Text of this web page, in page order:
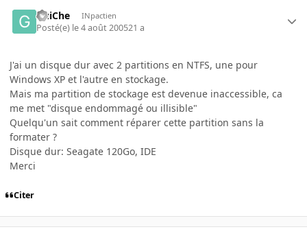
GuiChe INpactien
Posté(e) le 4 août 200521 a
J'ai un disque dur avec 2 partitions en NTFS, une pour
Windows XP et l'autre en stockage.
Mais ma partition de stockage est devenue inaccessible, ca
me met "disque endommagé ou illisible"
Quelqu'un sait comment réparer cette partition sans la
formater ?
Disque dur: Seagate 120Go, IDE
Merci
Citer